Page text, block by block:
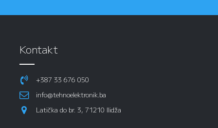
Kontakt
+387 33 676 050
info@tehnoelektronik.ba
Latička do br. 3, 71210 Ilidža